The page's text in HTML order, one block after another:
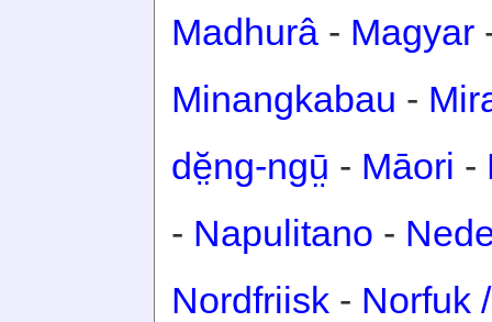
Madhurâ - Magyar
Minangkabau -
dĕ̤ng-ngṳ̄ - Māori -
- Napulitano -
Nordfriisk - Norfuk